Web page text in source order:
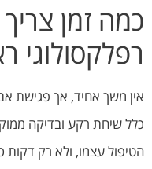
כמה זמן
רפלקסולוגי
אין משך אחיד, אך פגישת
כלל שיחת רקע ובדיקה
הטיפול עצמו, ולא רק